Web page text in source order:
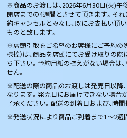
※商品のお渡しは、2026年6月30日(火)午
閉店までの4週間とさせて頂きます。そ
約キャンセルとみなし、既にお支払い頂
ものと致します。
※店頭引取をご希望のお客様にご予約の
様控）は、商品を店頭にてお受け取りの
ち下さい。予約用紙の控えがない場合は
せん。
※配送の際の商品のお渡しは発売日以降
なります。発売日にお届けできない場合
了承ください。配送の到着日および、時
※発送状況により商品ご到着まで1～2週